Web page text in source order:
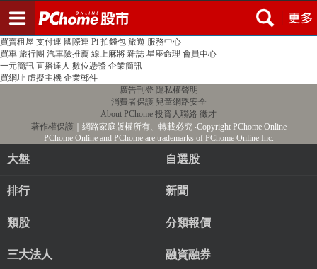
PChome首頁 線上購物 24h購物 書店
買賣租屋 支付連 國際連 Pi 拍錢包 旅遊 服務中心
買車 旅行團 汽車險推薦 線上麻將 雜誌 星座命理 會員中心
一元簡訊 直播達人 數位憑證 企業簡訊
買網址 虛擬主機 企業郵件
廣告刊登 隱私權聲明
消費者保護 兒童網路安全
About PChome 投資人聯絡 徵才
著作權保護 ｜網路家庭版權所有、轉載必究‧Copyright PChome Online
PChome Online and PChome are trademarks of PChome Online Inc.
大盤 自選股
排行 新聞
類股 分類報價
三大法人 融資融券